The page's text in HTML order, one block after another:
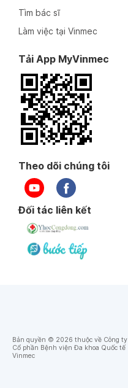
Tìm bác sĩ
Làm việc tại Vinmec
Tải App MyVinmec
Theo dõi chúng tôi
Đối tác liên kết
Bản quyền © 2026 thuộc về Công ty
Cổ phần Bệnh viện Đa khoa Quốc tế
Vinmec